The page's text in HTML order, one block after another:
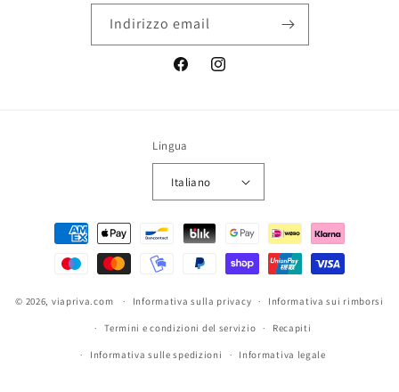
Indirizzo email
FacebookInstagram
Lingua
Italiano
Metodi
pagamento
© 2026, viapriva.com Informativa sulla privacy Informativa sui rimborsi
Termini e condizioni del servizio Recapiti
Informativa sulle spedizioni Informativa legale